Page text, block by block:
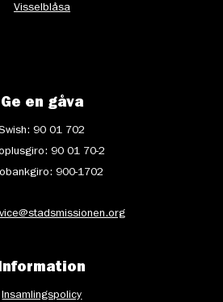
Visselblåsa
Ge en gåva
90 01 702
90 01 70-2
900-1702
Insamlingspolicy